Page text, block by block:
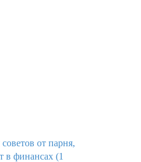
от парня,
в финансах (1